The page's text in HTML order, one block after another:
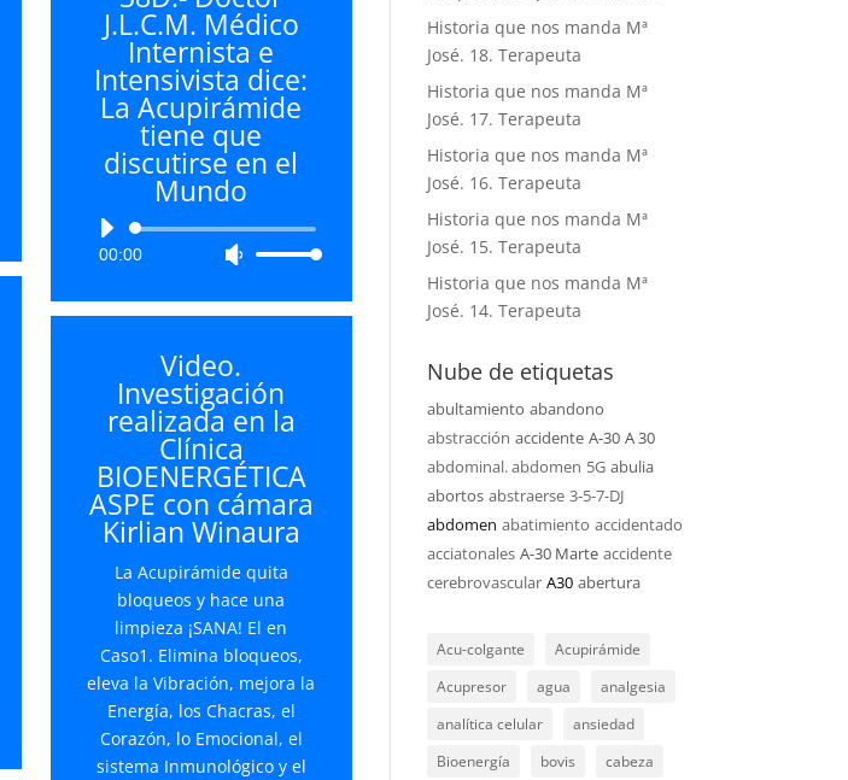
J.L.C.M. Médico
Internista e
Intensivista dice:
La Acupirámide
tiene que
discutirse en el
Mundo
Reproductor
00:00
Utiliza
arriba/abajo
para
disminuir
el
Video.
Investigación
realizada en la
Clínica
BIOENERGÉTICA
ASPE con cámara
Kirlian Winaura
La Acupirámide quita
bloqueos y hace una
limpieza ¡SANA! El en
Caso1. Elimina bloqueos,
eleva la Vibración, mejora la
Energía, los Chacras, el
Corazón, lo Emocional, el
sistema Inmunológico y el
Historia que nos manda Mª
José. 18. Terapeuta
Historia que nos manda Mª
José. 17. Terapeuta
Historia que nos manda Mª
José. 16. Terapeuta
Historia que nos manda Mª
José. 15. Terapeuta
Historia que nos manda Mª
José. 14. Terapeuta
Nube de etiquetas
abultamiento abandono
abstracción accidente A-30 A 30
abdominal. abdomen 5G abulia
abortos abstraerse 3-5-7-DJ
abdomen abatimiento accidentado
acciatonales A-30 Marte accidente
cerebrovascular A30 abertura
Acu-colgante
Acupirámide
Acupresor
agua
analgesia
analítica celular
ansiedad
Bioenergía
bovis
cabeza